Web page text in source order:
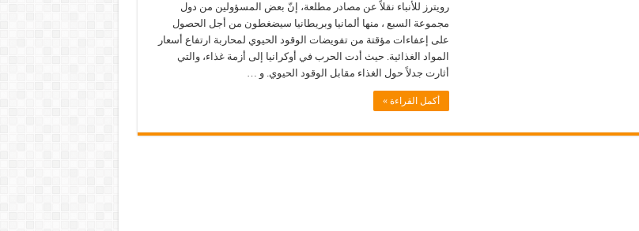
رويترز للأنباء نقلاً عن مصادر مطلعة، إنّ بعض المسؤولين من دول
مجموعة السبع ، منها ألمانيا وبريطانيا سيضغطون من أجل الحصول
على إعفاءات مؤقتة من تفويضات الوقود الحيوي لمحاربة ارتفاع أسعار
المواد الغذائية. حيث أدت الحرب في أوكرانيا إلى أزمة غذاء، والتي
أثارت جدلاً حول الغذاء مقابل الوقود الحيوي. و …
أكمل القراءة »